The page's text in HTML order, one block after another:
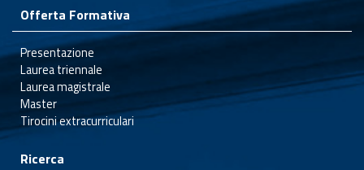
Offerta Formativa
Presentazione
Laurea triennale
Laurea magistrale
Master
Tirocini extracurriculari
Ricerca